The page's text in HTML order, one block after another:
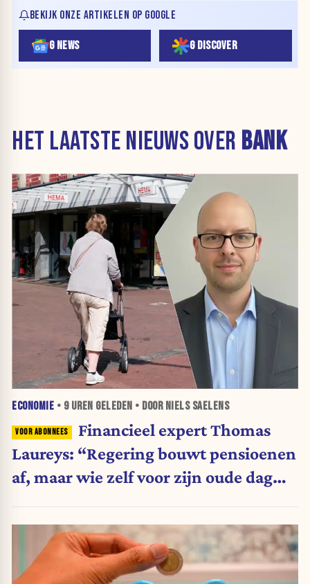
BEKIJK ONZE ARTIKELEN OP GOOGLE
G NEWS G DISCOVER
HET LAATSTE NIEUWS OVER BANK
ECONOMIE • 9 UREN GELEDEN • DOOR NIELS SAELENS
Financieel expert Thomas
Laureys: “Regering bouwt pensioenen
af, maar wie zelf voor zijn oude dag